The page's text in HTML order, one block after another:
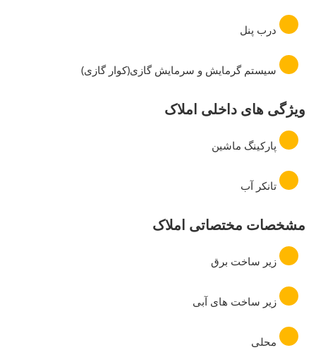
درب پنل
سیستم گرمایش و سرمایش گازی(کوار گازی)
ویژگی های داخلی املاک
پارکینگ ماشین
تانکر آب
مشخصات مختصاتی املاک
زیر ساخت برق
زیر ساخت های آبی
محلی